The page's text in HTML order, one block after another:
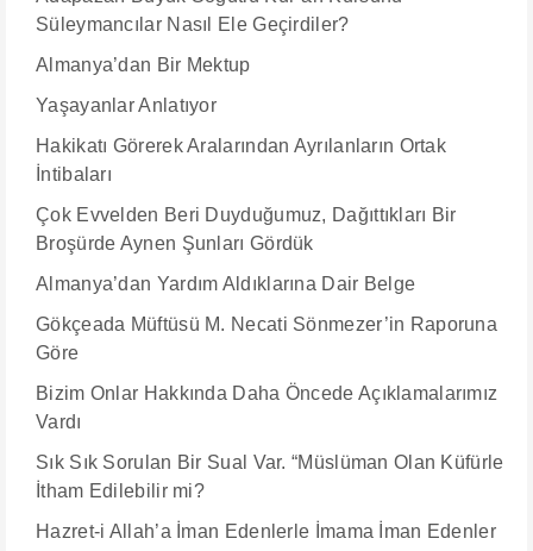
Süleymancılar Nasıl Ele Geçirdiler?
Almanya’dan Bir Mektup
Yaşayanlar Anlatıyor
Hakikatı Görerek Aralarından Ayrılanların Ortak
İntibaları
Çok Evvelden Beri Duyduğumuz, Dağıttıkları Bir
Broşürde Aynen Şunları Gördük
Almanya’dan Yardım Aldıklarına Dair Belge
Gökçeada Müftüsü M. Necati Sönmezer’in Raporuna
Göre
Bizim Onlar Hakkında Daha Öncede Açıklamalarımız
Vardı
Sık Sık Sorulan Bir Sual Var. “Müslüman Olan Küfürle
İtham Edilebilir mi?
Hazret-i Allah’a İman Edenlerle İmama İman Edenler